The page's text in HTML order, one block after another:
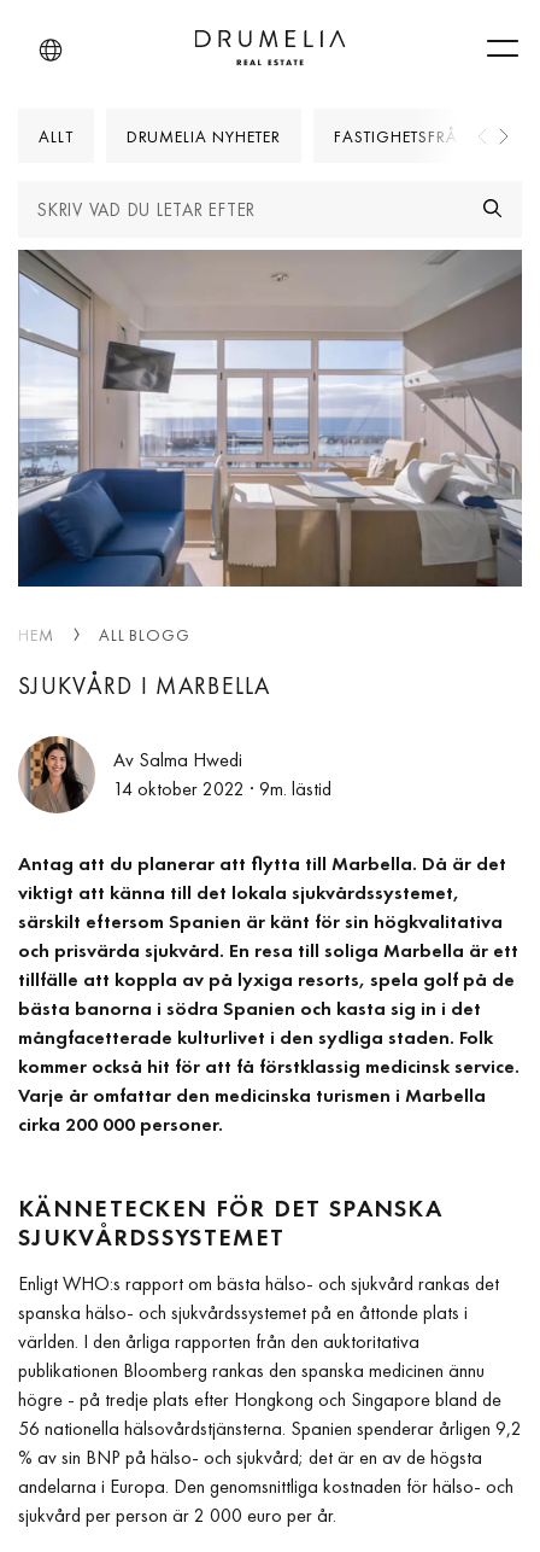
ALLT DRUMELIA NYHETER FASTIGHETSFRÅGOR
HEM ALL BLOGG
SJUKVÅRD I MARBELLA
Av Salma Hwedi
14 oktober 2022 · 9m. lästid
Antag att du planerar att flytta till Marbella. Då är det
viktigt att känna till det lokala sjukvårdssystemet,
särskilt eftersom Spanien är känt för sin högkvalitativa
och prisvärda sjukvård. En resa till soliga Marbella är ett
tillfälle att koppla av på lyxiga resorts, spela golf på de
bästa banorna i södra Spanien och kasta sig in i det
mångfacetterade kulturlivet i den sydliga staden. Folk
kommer också hit för att få förstklassig medicinsk service.
Varje år omfattar den medicinska turismen i Marbella
cirka 200 000 personer.
KÄNNETECKEN FÖR DET SPANSKA
SJUKVÅRDSSYSTEMET
Enligt WHO:s rapport om bästa hälso- och sjukvård rankas det
spanska hälso- och sjukvårdssystemet på en åttonde plats i
världen. I den årliga rapporten från den auktoritativa
publikationen Bloomberg rankas den spanska medicinen ännu
högre - på tredje plats efter Hongkong och Singapore bland de
56 nationella hälsovårdstjänsterna. Spanien spenderar årligen 9,2
% av sin BNP på hälso- och sjukvård; det är en av de högsta
andelarna i Europa. Den genomsnittliga kostnaden för hälso- och
sjukvård per person är 2 000 euro per år.